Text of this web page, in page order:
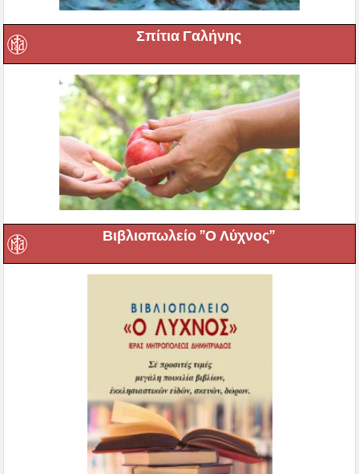
Σπίτια Γαλήνης
Βιβλιοπωλείο ”Ο Λύχνος”